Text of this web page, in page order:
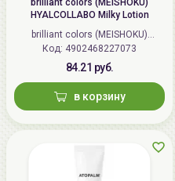
brilliant colors (MEISHOKU)
HYALCOLLABO Milky Lotion
brilliant colors (MEISHOKU)
(Япония)
Код: 4902468227073
84.21 руб.
в корзину